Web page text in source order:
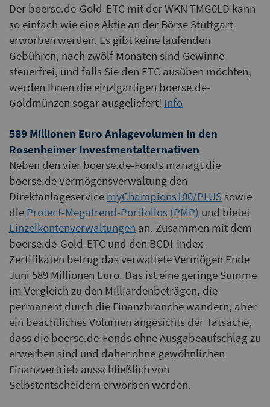
Der boerse.de-Gold-ETC mit der WKN TMG0LD kann
so einfach wie eine Aktie an der Börse Stuttgart
erworben werden. Es gibt keine laufenden
Gebühren, nach zwölf Monaten sind Gewinne
steuerfrei, und falls Sie den ETC ausüben möchten,
werden Ihnen die einzigartigen boerse.de-
Goldmünzen sogar ausgeliefert! Info
589 Millionen Euro Anlagevolumen in den
Rosenheimer Investmentalternativen
Neben den vier boerse.de-Fonds managt die
boerse.de Vermögensverwaltung den
Direktanlageservice myChampions100/PLUS sowie
die Protect-Megatrend-Portfolios (PMP) und bietet
Einzelkontenverwaltungen an. Zusammen mit dem
boerse.de-Gold-ETC und den BCDI-Index-
Zertifikaten betrug das verwaltete Vermögen Ende
Juni 589 Millionen Euro. Das ist eine geringe Summe
im Vergleich zu den Milliardenbeträgen, die
permanent durch die Finanzbranche wandern, aber
ein beachtliches Volumen angesichts der Tatsache,
dass die boerse.de-Fonds ohne Ausgabeaufschlag zu
erwerben sind und daher ohne gewöhnlichen
Finanzvertrieb ausschließlich von
Selbstentscheidern erworben werden.